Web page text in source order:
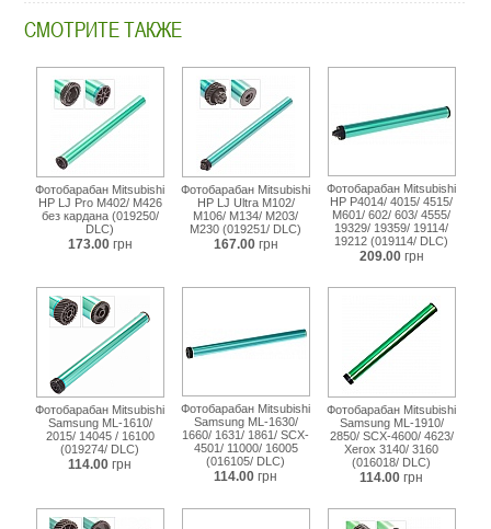
560-
x215-
16101.html
СМОТРИТЕ ТАКЖЕ
Фотобарабан Mitsubishi
HP LJ Pro M402/ M426
без кардана (019250/
DLC)
173.00 грн
Фотобарабан Mitsubishi
HP LJ Ultra M102/
M106/ M134/ M203/
M230 (019251/ DLC)
167.00 грн
Фотобарабан Mitsubishi
HP P4014/ 4015/ 4515/
M601/ 602/ 603/ 4555/
19329/ 19359/ 19114/
19212 (019114/ DLC)
209.00 грн
Фотобарабан Mitsubishi
Samsung ML-1610/
2015/ 14045 / 16100
(019274/ DLC)
114.00 грн
Фотобарабан Mitsubishi
Samsung ML-1630/
1660/ 1631/ 1861/ SCX-
4501/ 11000/ 16005
(016105/ DLC)
114.00 грн
Фотобарабан Mitsubishi
Samsung ML-1910/
2850/ SCX-4600/ 4623/
Xerox 3140/ 3160
(016018/ DLC)
114.00 грн